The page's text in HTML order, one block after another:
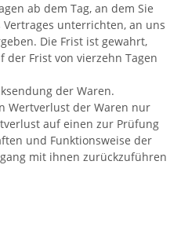
ab dem Tag, an dem Sie
unterrichten, an uns
Die Frist ist gewahrt,
der Frist von vierzehn Tagen
der Waren.
Wertverlust der Waren nur
auf einen zur Prüfung
und Funktionsweise der
mit ihnen zurückzuführen